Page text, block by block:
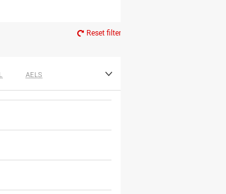
Reset filter
AELS